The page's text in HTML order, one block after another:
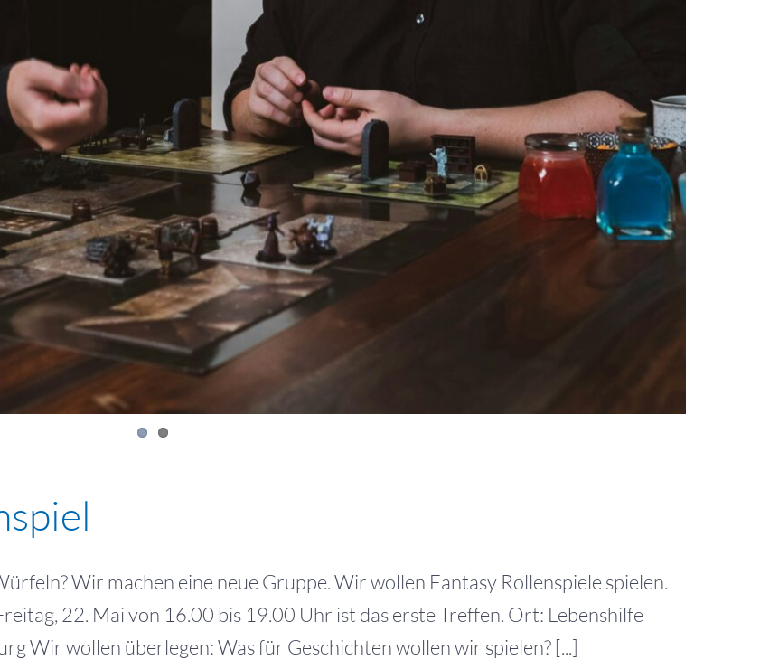
Wir machen eine neue Gruppe. Wir wollen Fantasy Rollenspiele spielen.
22. Mai von 16.00 bis 19.00 Uhr ist das erste Treffen. Ort: Lebenshilfe
Wir wollen überlegen: Was für Geschichten wollen wir spielen? [...]